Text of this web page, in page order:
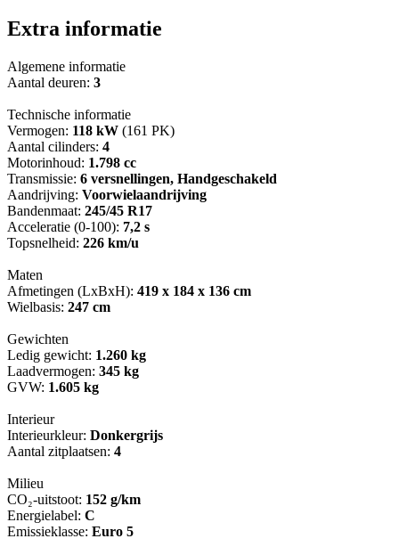
Extra informatie
Algemene informatie
Aantal deuren: 3
Technische informatie
Vermogen: 118 kW (161 PK)
Aantal cilinders: 4
Motorinhoud: 1.798 cc
Transmissie: 6 versnellingen, Handgeschakeld
Aandrijving: Voorwielaandrijving
Bandenmaat: 245/45 R17
Acceleratie (0-100): 7,2 s
Topsnelheid: 226 km/u
Maten
Afmetingen (LxBxH): 419 x 184 x 136 cm
Wielbasis: 247 cm
Gewichten
Ledig gewicht: 1.260 kg
Laadvermogen: 345 kg
GVW: 1.605 kg
Interieur
Interieurkleur: Donkergrijs
Aantal zitplaatsen: 4
Milieu
CO₂-uitstoot: 152 g/km
Energielabel: C
Emissieklasse: Euro 5